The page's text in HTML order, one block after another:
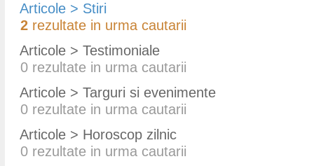
Articole > Stiri
2 rezultate in urma cautarii
Articole > Testimoniale
0 rezultate in urma cautarii
Articole > Targuri si evenimente
0 rezultate in urma cautarii
Articole > Horoscop zilnic
0 rezultate in urma cautarii